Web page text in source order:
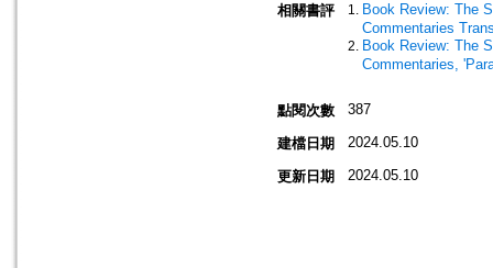
相關書評
Book Review: The
Commentaries
Book Review: The
Commentaries,
點閱次數 387
建檔日期 2024.05.10
更新日期 2024.05.10